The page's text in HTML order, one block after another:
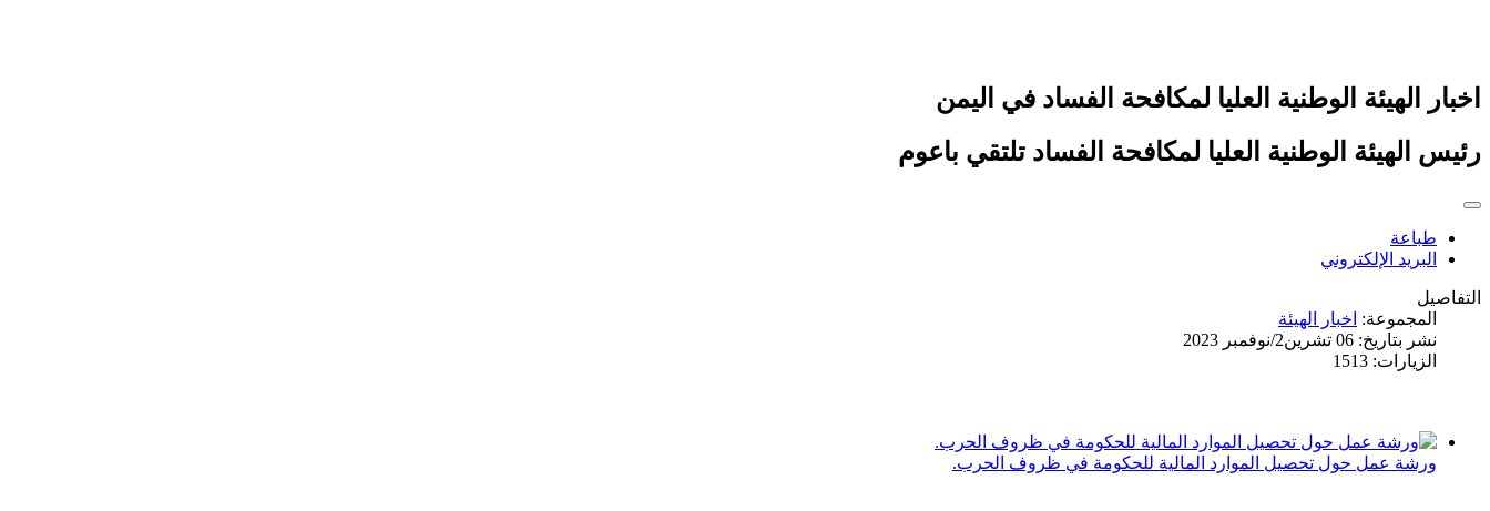
ورشة عمل حول تحصيل الموارد المالية للحكومة في ظروف الحرب.
اخبار الهيئة الوطنية العليا لمكافحة الفساد في اليمن
رئيس الهيئة الوطنية العليا لمكافحة الفساد تلتقي باعوم
طباعة
البريد الإلكتروني
التفاصيل
المجموعة: اخبار الهيئة
نشر بتاريخ: 06 تشرين2/نوفمبر 2023
الزيارات: 1513